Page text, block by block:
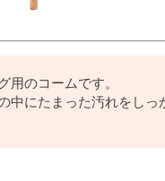
用のコームです。
中にたまった汚れをしっ